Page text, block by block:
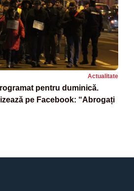
Actualitate
pentru duminică.
pe Facebook: “Abrogați